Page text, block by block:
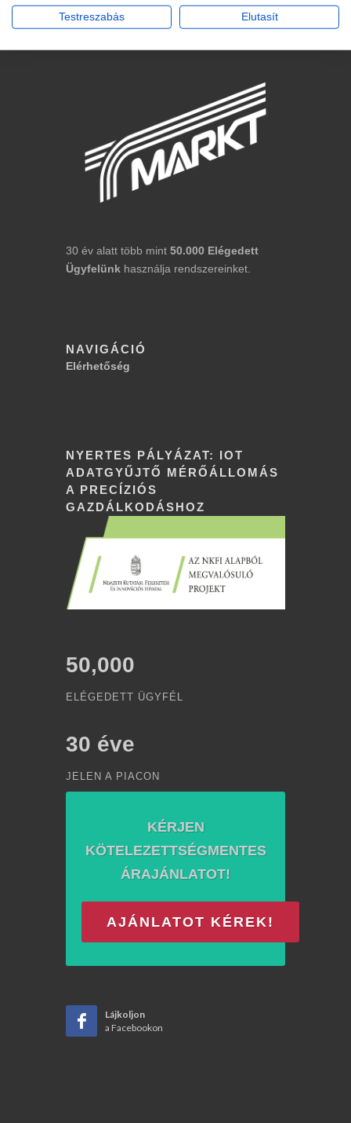
30 év alatt több mint 50.000 Elégedett
Ügyfelünk használja rendszereinket.
NAVIGÁCIÓ
Elérhetőség
NYERTES PÁLYÁZAT: IOT
ADATGYŰJTŐ MÉRŐÁLLOMÁS
A PRECÍZIÓS
GAZDÁLKODÁSHOZ
50,000
ELÉGEDETT ÜGYFÉL
30 éve
JELEN A PIACON
KÉRJEN
KÖTELEZETTSÉGMENTES
ÁRAJÁNLATOT!
AJÁNLATOT KÉREK!
Lájkoljon
a Facebookon
Testreszabás Elutasít